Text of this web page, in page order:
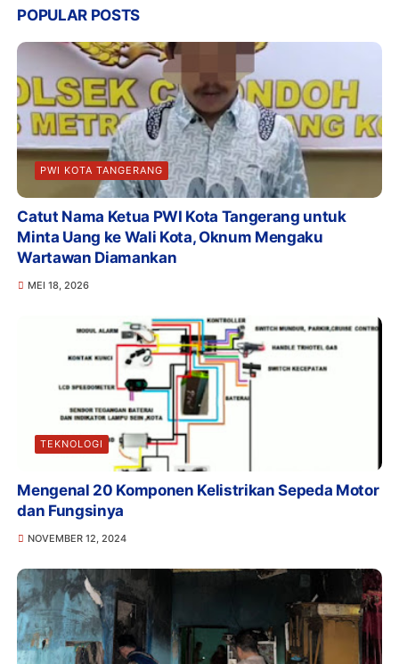
POPULAR POSTS
PWI KOTA TANGERANG
Catut Nama Ketua PWI Kota Tangerang untuk
Minta Uang ke Wali Kota, Oknum Mengaku
Wartawan Diamankan
MEI 18, 2026
TEKNOLOGI
Mengenal 20 Komponen Kelistrikan Sepeda Motor
dan Fungsinya
NOVEMBER 12, 2024